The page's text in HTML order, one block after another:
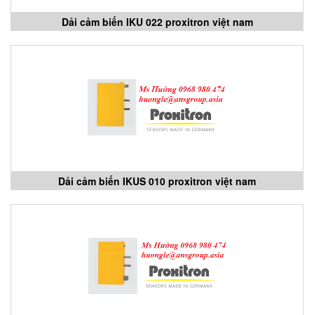
Dải cảm biến IKU 022 proxitron việt nam
Dải cảm biến IKUS 010 proxitron việt nam